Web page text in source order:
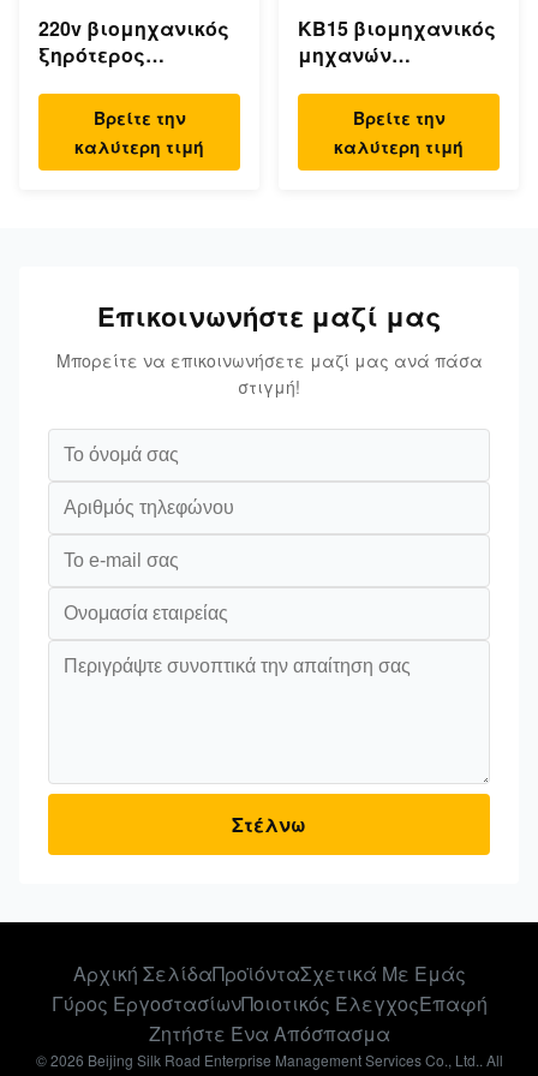
220v βιομηχανικός
ξηρότερος
κατεψυγμένος
συμπιεσμένος
αέρας
Βρείτε την
καλύτερη τιμή
KB15 βιομηχανικός
μηχανών
15kw 20hp εμβόλων
υψηλών 30Bar
χαμηλού θορύβου
Βρείτε την
καλύτερη τιμή
Επικοινωνήστε μαζί μας
Μπορείτε να επικοινωνήσετε μαζί μας ανά πάσα
στιγμή!
Στέλνω
Αρχική ΣελίδαΠροϊόνταΣχετικά Με Εμάς
Γύρος ΕργοστασίωνΠοιοτικός ΈλεγχοςΕπαφή
Ζητήστε Ένα Απόσπασμα
© 2026 Beijing Silk Road Enterprise Management Services Co., Ltd.. All